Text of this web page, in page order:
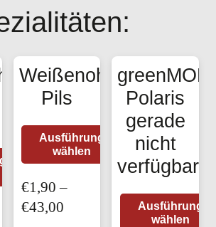
Dieses
weist
mehrere
Weißenoher
Pils
Ausführung
wählen
Dieses
Produkt
weist
mehrere
Varianten
€1,90 –
€43,00Preisspanne:
Polaris
gerade
nicht
verfügbar!
Ausführung
wählen